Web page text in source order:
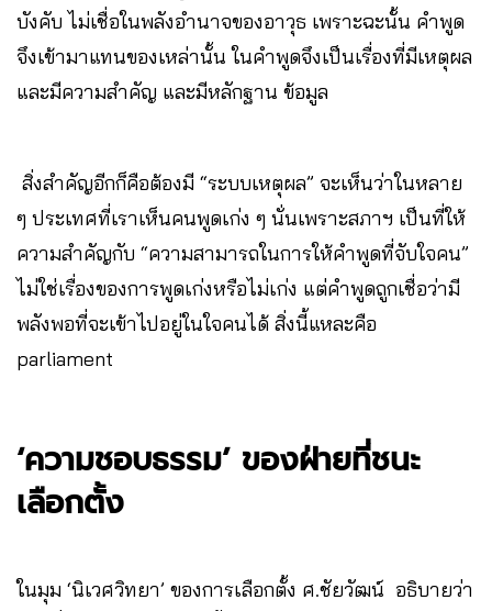
บังคับ ไม่เชื่อในพลังอำนาจของอาวุธ เพราะฉะนั้น คำพูด
จึงเข้ามาแทนของเหล่านั้น ในคำพูดจึงเป็นเรื่องที่มีเหตุผล
และมีความสำคัญ และมีหลักฐาน ข้อมูล
สิ่งสำคัญอีกก็คือต้องมี “ระบบเหตุผล” จะเห็นว่าในหลาย
ๆ ประเทศที่เราเห็นคนพูดเก่ง ๆ นั่นเพราะสภาฯ เป็นที่ให้
ความสำคัญกับ “ความสามารถในการให้คำพูดที่จับใจคน”
ไม่ใช่เรื่องของการพูดเก่งหรือไม่เก่ง แต่คำพูดถูกเชื่อว่ามี
พลังพอที่จะเข้าไปอยู่ในใจคนได้ สิ่งนี้แหละคือ
parliament
‘ความชอบธรรม’ ของฝ่ายที่ชนะ
เลือกตั้ง
ในมุม ‘นิเวศวิทยา’ ของการเลือกตั้ง ศ.ชัยวัฒน์ อธิบายว่า